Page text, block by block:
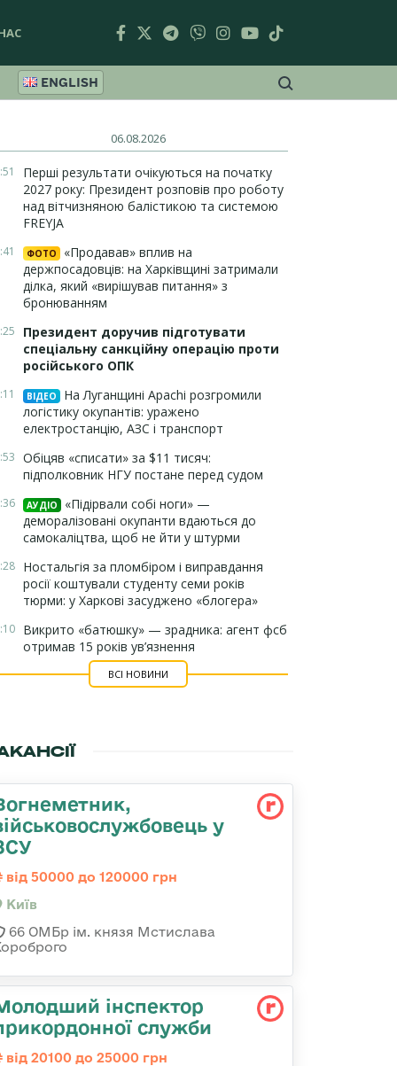
ENGLISH
06.08.2026
Перші результати очікуються на початку
2027 року: Президент розповів про роботу
над вітчизняною балістикою та системою
FREYJA
ФОТО
«Продавав» вплив на
держпосадовців: на Харківщині затримали
ділка, який «вирішував питання» з
бронюванням
Президент доручив підготувати
спеціальну санкційну операцію проти
російського ОПК
ВІДЕО
На Луганщині Apachi розгромили
логістику окупантів: уражено
електростанцію, АЗС і транспорт
Обіцяв «списати» за $11 тисяч:
підполковник НГУ постане перед судом
АУДІО
«Підірвали собі ноги» —
деморалізовані окупанти вдаються до
самокаліцтва, щоб не йти у штурми
Ностальгія за пломбіром і виправдання
росії коштували студенту семи років
тюрми: у Харкові засуджено «блогера»
Викрито «батюшку» — зрадника: агент фсб
отримав 15 років ув’язнення
ВСІ НОВИНИ
у
від 50000 до 120000 грн
Київ
66 ОМБр ім. князя Мстислава
інспектор
служби
від 20100 до 25000 грн